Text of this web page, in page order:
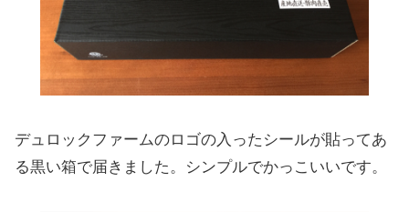
デュロックファームのロゴの入ったシールが貼ってあ
る黒い箱で届きました。シンプルでかっこいいです。